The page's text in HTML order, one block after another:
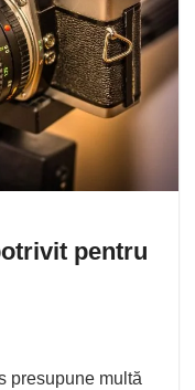
pentru
presupune multă